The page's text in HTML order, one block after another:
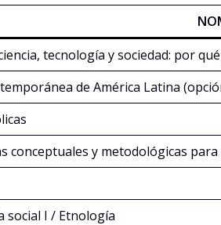
tecnología y sociedad: por
de América Latina
conceptuales y metodológicas
social I / Etnología